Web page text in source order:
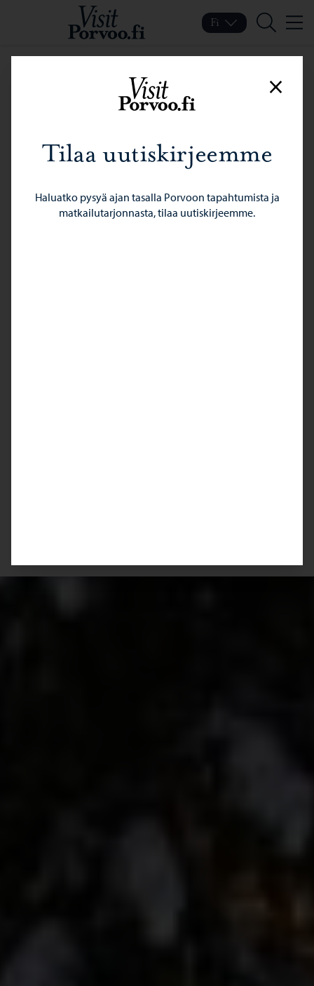
Visit Porvoo – Siirry
Vaihda kieltä
Nykyinen kieli: Suomi
Fi
Hae
Sulje
Tilaa uutiskirjeemme
Haluatko pysyä ajan tasalla Porvoon tapahtumista ja
matkailutarjonnasta, tilaa uutiskirjeemme.